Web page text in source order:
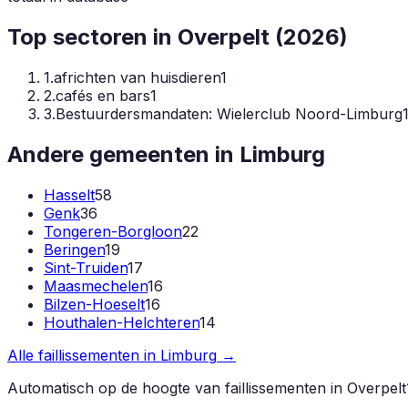
Top sectoren in Overpelt (2026)
1.africhten van huisdieren1
2.cafés en bars1
3.Bestuurdersmandaten: Wielerclub Noord-Limburg1
Andere gemeenten in Limburg
Hasselt58
Genk36
Tongeren-Borgloon22
Beringen19
Sint-Truiden17
Maasmechelen16
Bilzen-Hoeselt16
Houthalen-Helchteren14
Alle faillissementen in Limburg →
Automatisch op de hoogte van faillissementen in Overpelt